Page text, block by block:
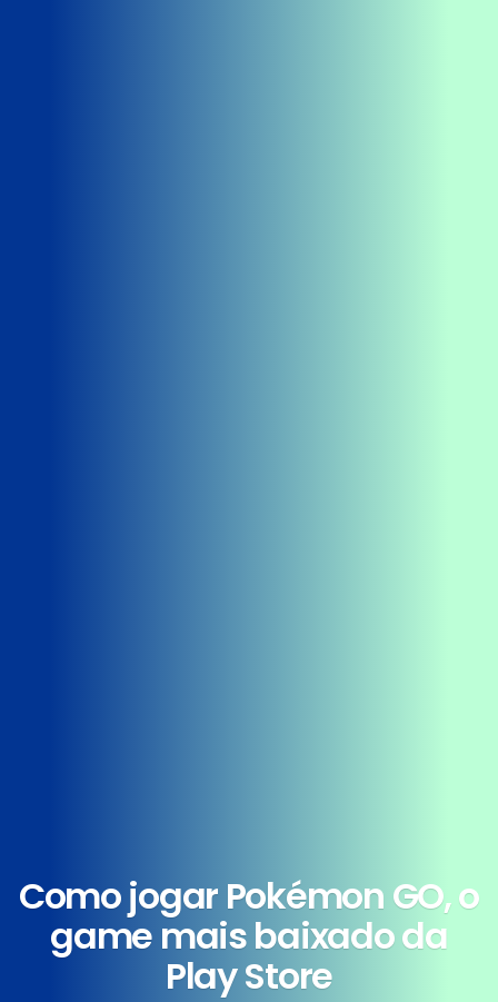
Como jogar Pokémon GO, o
game mais baixado da
Play Store